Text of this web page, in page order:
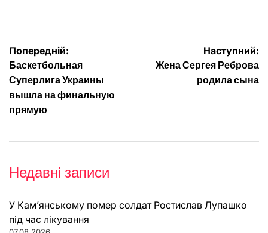
Навігація
записів
Попередній:
Баскетбольная
Суперлига Украины
вышла на финальную
прямую
Наступний:
Жена Сергея Реброва
родила сына
Недавні записи
У Кам’янському помер солдат Ростислав Лупашко
під час лікування